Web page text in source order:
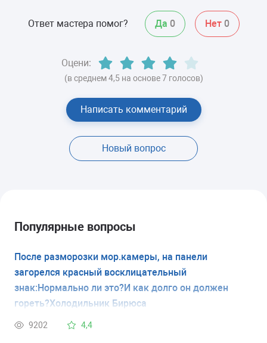
Ответ мастера помог? Да 0 Нет 0
Оцени:
(в среднем 4,5 на основе 7 голосов)
Написать комментарий
Новый вопрос
Популярные вопросы
После разморозки мор.камеры, на панели
загорелся красный восклицательный
знак:Нормально ли это?И как долго он должен
гореть?Холодильник Бирюса
9202 4,4